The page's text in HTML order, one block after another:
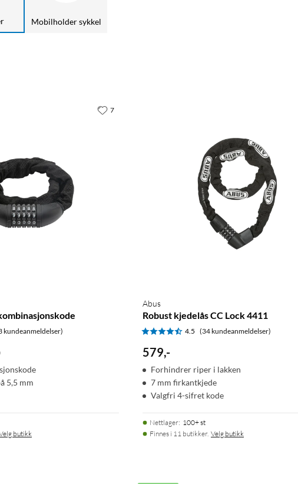
Mobilholder sykkel
kundeanmeldelser)
5,5 mm
butikk
7
Abus
Robust kjedelås CC Lock 4411
4.5 (34 kundeanmeldelser)
579,-
Forhindrer riper i lakken
7 mm firkantkjede
Valgfri 4-sifret kode
Nettlager: 100+ st
Finnes i 11 butikker. Velg butikk